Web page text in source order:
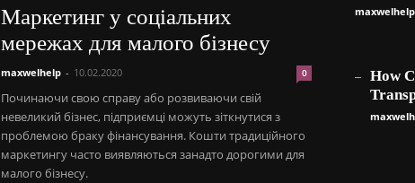
Маркетинг у соціальних
мережах для малого бізнесу
maxwelhelp - 10.02.2020 0
Починаючи свою справу або розвиваючи свій
невеликий бізнес, підприємці можуть зіткнутися з
проблемою браку фінансування. Кошти традиційного
маркетингу часто виявляються занадто дорогими для
малого бізнесу.
maxwelhelp
How